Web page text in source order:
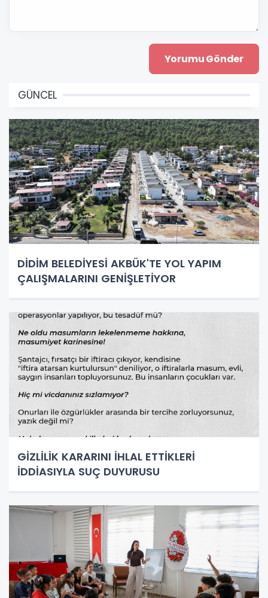
GÜNCEL
DİDİM BELEDİYESİ AKBÜK'TE YOL YAPIM
ÇALIŞMALARINI GENİŞLETİYOR
GİZLİLİK KARARINI İHLAL ETTİKLERİ
İDDİASIYLA SUÇ DUYURUSU